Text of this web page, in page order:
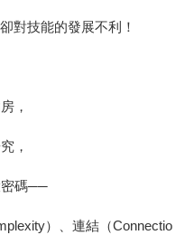
對技能的發展不利！
，
，
密碼──
）、連結（Connectio